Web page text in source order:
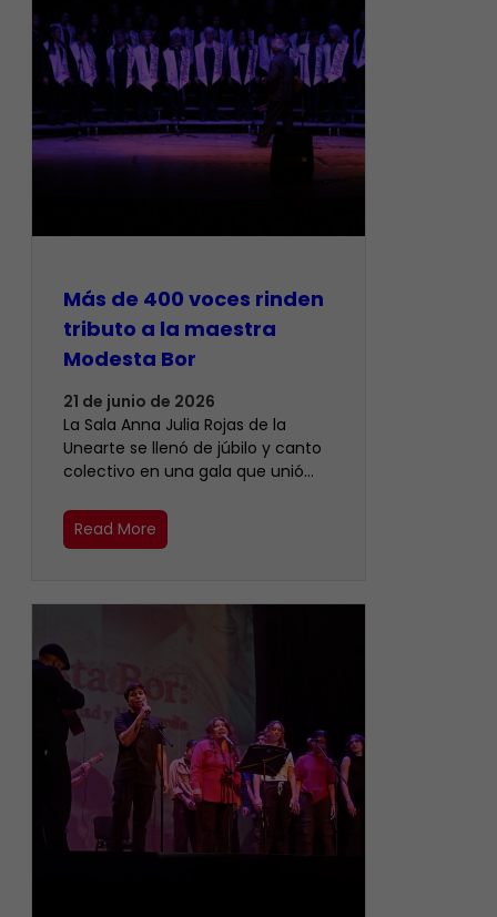
Más de 400 voces rinden
tributo a la maestra
Modesta Bor
21 de junio de 2026
​La Sala Anna Julia Rojas de la
Unearte se llenó de júbilo y canto
colectivo en una gala que unió…
Read More